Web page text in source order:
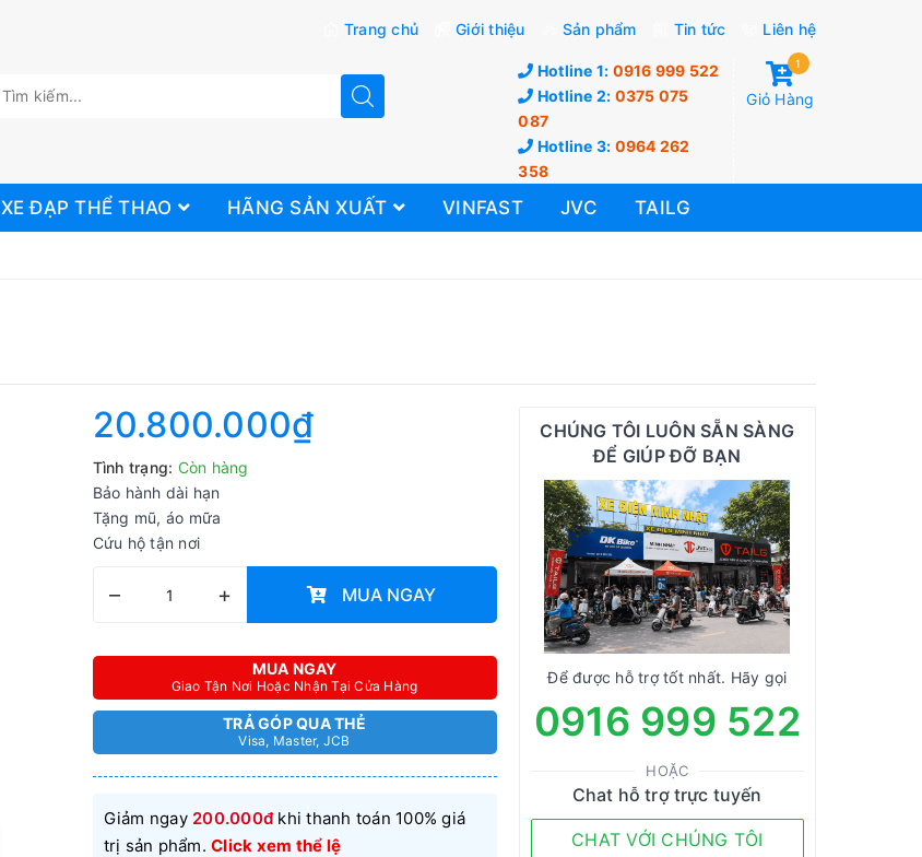
Trang chủ Giới thiệu Sản phẩm Tin tức Liên hệ
Hotline 1: 0916 999 522
Hotline 2: 0375 075
087
Hotline 3: 0964 262
358
1
Giỏ Hàng
XE ĐẠP THỂ THAO HÃNG SẢN XUẤT VINFAST JVC TAILG
20.800.000₫
Tình trạng: Còn hàng
Bảo hành dài hạn
Tặng mũ, áo mữa
Cứu hộ tận nơi
– + MUA NGAY
MUA NGAY
Giao Tận Nơi Hoặc Nhận Tại Cửa Hàng
TRẢ GÓP QUA THẺ
Visa, Master, JCB
Giảm ngay 200.000đkhi thanh toán 100% giá
trị sản phẩm. Click xem thể lệ
CHÚNG TÔI LUÔN SẴN SÀNG
ĐỂ GIÚP ĐỠ BẠN
Để được hỗ trợ tốt nhất. Hãy gọi
0916 999 522
HOẶC
Chat hỗ trợ trực tuyến
CHAT VỚI CHÚNG TÔI